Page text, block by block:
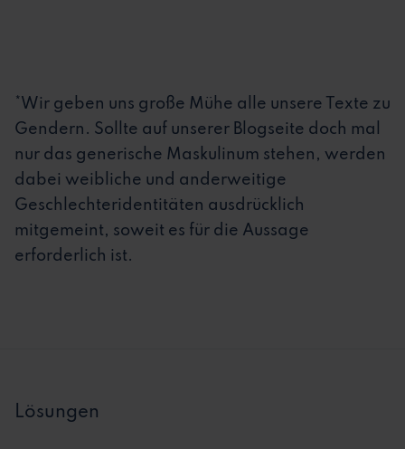
*Wir geben uns große Mühe alle unsere Texte zu
Gendern. Sollte auf unserer Blogseite doch mal
nur das generische Maskulinum stehen, werden
dabei weibliche und anderweitige
Geschlechteridentitäten ausdrücklich
mitgemeint, soweit es für die Aussage
erforderlich ist.
Lösungen